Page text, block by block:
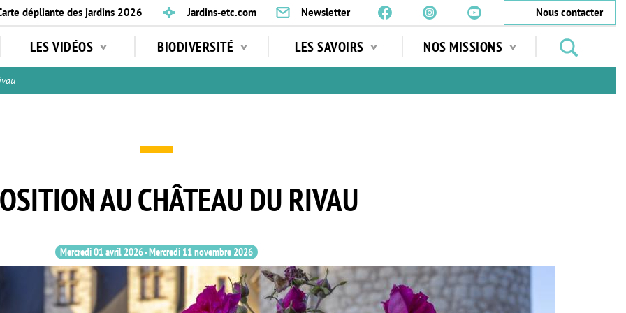
dépliante des jardins 2026 Jardins-etc.com Newsletter
Nous contacter
LES VIDÉOS BIODIVERSITÉ LES SAVOIRS NOS MISSIONS
jardins
AU CHÂTEAU DU RIVAU
Mercredi 01 avril 2026-Mercredi 11 novembre 2026